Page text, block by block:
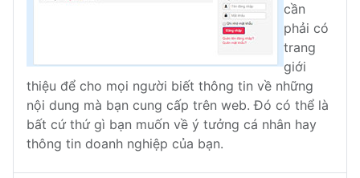
cần
phải có
trang
giới
thiệu để cho mọi người biết thông tin về những
nội dung mà bạn cung cấp trên web. Đó có thể là
bất cứ thứ gì bạn muốn về ý tưởng cá nhân hay
thông tin doanh nghiệp của bạn.